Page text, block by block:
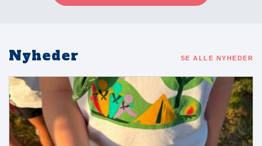
Nyheder SE ALLE NYHEDER